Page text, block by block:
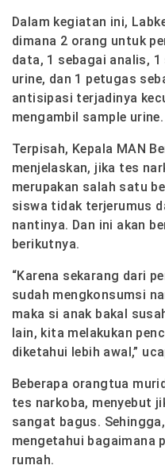
Dalam kegiatan ini,
dimana 2 orang untuk
data, 1 sebagai analis,
urine, dan 1 petugas
antisipasi terjadinya
mengambil sample urine.
Terpisah, Kepala MAN
menjelaskan, jika tes
merupakan salah satu
siswa tidak terjerumus
nantinya. Dan ini akan
berikutnya.
“Karena sekarang dari
sudah mengkonsumsi
maka si anak bakal
lain, kita melakukan
diketahui lebih awal,”
Beberapa orangtua
tes narkoba, menyebut
sangat bagus.
mengetahui bagaimana
rumah.